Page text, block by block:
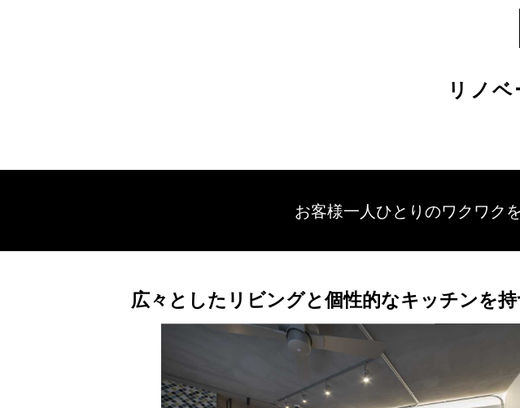
リノ
お客様一人ひとりのワクワクを
広々としたリビングと個性的なキッチンを